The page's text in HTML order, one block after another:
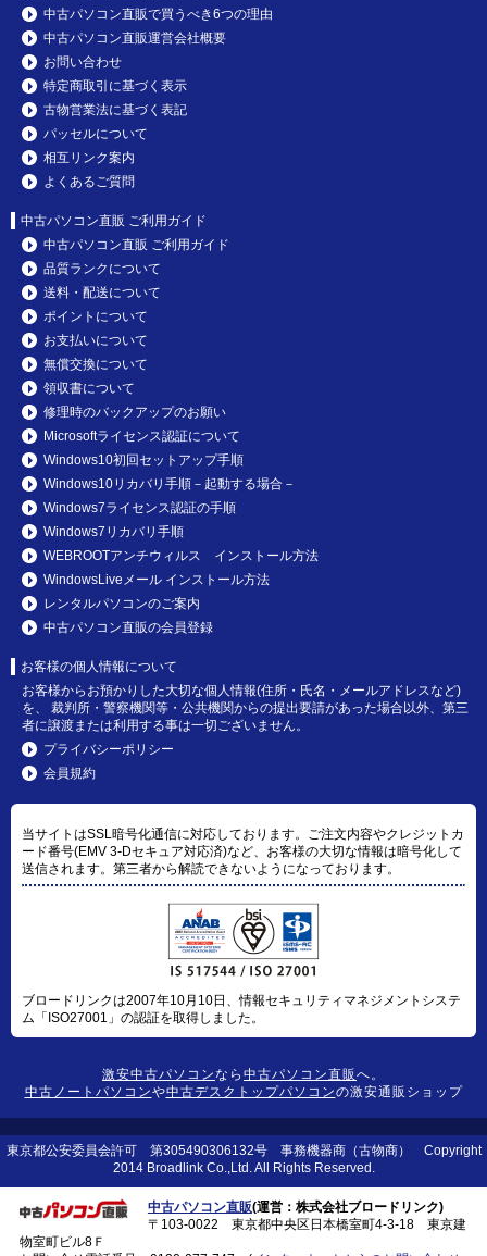
中古パソコン直販で買うべき6つの理由
中古パソコン直販運営会社概要
お問い合わせ
特定商取引に基づく表示
古物営業法に基づく表記
パッセルについて
相互リンク案内
よくあるご質問
中古パソコン直販 ご利用ガイド
中古パソコン直販 ご利用ガイド
品質ランクについて
送料・配送について
ポイントについて
お支払いについて
無償交換について
領収書について
修理時のバックアップのお願い
Microsoftライセンス認証について
Windows10初回セットアップ手順
Windows10リカバリ手順－起動する場合－
Windows7ライセンス認証の手順
Windows7リカバリ手順
WEBROOTアンチウィルス インストール方法
WindowsLiveメール インストール方法
レンタルパソコンのご案内
中古パソコン直販の会員登録
お客様の個人情報について
お客様からお預かりした大切な個人情報(住所・氏名・メールアドレスなど)
を、 裁判所・警察機関等・公共機関からの提出要請があった場合以外、第三
者に譲渡または利用する事は一切ございません。
プライバシーポリシー
会員規約
当サイトはSSL暗号化通信に対応しております。ご注文内容やクレジットカ
ード番号(EMV 3-Dセキュア対応済)など、お客様の大切な情報は暗号化して
送信されます。第三者から解読できないようになっております。
ブロードリンクは2007年10月10日、情報セキュリティマネジメントシステ
ム「ISO27001」の認証を取得しました。
激安中古パソコンなら 中古パソコン直販 へ。
中古ノートパソコンや中古デスクトップパソコンの激安通販ショップ
東京都公安委員会許可 第305490306132号 事務機器商（古物商） Copyright
2014 Broadlink Co.,Ltd. All Rights Reserved.
中古パソコン直販(運営：株式会社ブロードリンク)
〒103-0022 東京都中央区日本橋室町4-3-18 東京建
物室町ビル8Ｆ